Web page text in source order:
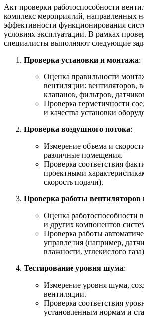
Акт проверки работоспособности
комплекс мероприятий, направленных
эффективности функционирования
условиях эксплуатации. В рамках
специалисты выполняют следующие
Проверка установки и монтажа:
Оценка правильности
вентиляции: вентиляторов,
клапанов, фильтров,
Проверка герметичности
и качества установки
Проверка воздушного потока:
Измерение объема и
различные помещения.
Проверка соответствия
проектными
скорость подачи).
Проверка работы вентиляторов
Оценка работоспособности
и других компонентов
Проверка работы
управления (например,
влажности, углекислого
Тестирование уровня шума:
Измерение уровня шума,
вентиляции.
Проверка соответствия
установленным нормам и